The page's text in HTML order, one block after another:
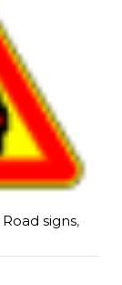
Road signs,